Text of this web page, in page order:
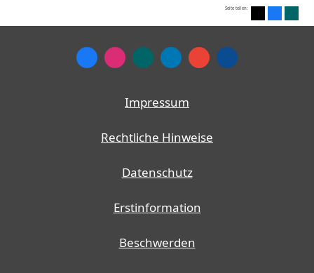
Seite teilen:
Impressum
Rechtliche Hinweise
Datenschutz
Erstinformation
Beschwerden